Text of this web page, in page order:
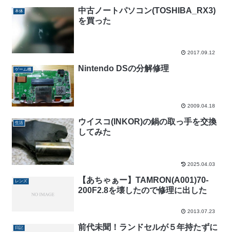
本体
中古ノートパソコン(TOSHIBA_RX3)
を買った
2017.09.12
ゲーム機 Nintendo DSの分解修理
2009.04.18
生活
ウイスコ(INKOR)の鍋の取っ手を交換
してみた
2025.04.03
レンズ
【あちゃぁー】TAMRON(A001)70-
200F2.8を壊したので修理に出した
2013.07.23
日記
前代未聞！ランドセルが５年持たずに